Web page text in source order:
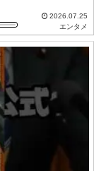
2026.07.25
エンタメ